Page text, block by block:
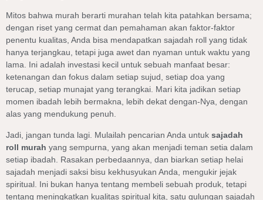
Mitos bahwa murah berarti murahan telah kita patahkan bersama;
dengan riset yang cermat dan pemahaman akan faktor-faktor
penentu kualitas, Anda bisa mendapatkan sajadah roll yang tidak
hanya terjangkau, tetapi juga awet dan nyaman untuk waktu yang
lama. Ini adalah investasi kecil untuk sebuah manfaat besar:
ketenangan dan fokus dalam setiap sujud, setiap doa yang
terucap, setiap munajat yang terangkai. Mari kita jadikan setiap
momen ibadah lebih bermakna, lebih dekat dengan-Nya, dengan
alas yang mendukung penuh.
Jadi, jangan tunda lagi. Mulailah pencarian Anda untuk sajadah
roll murah yang sempurna, yang akan menjadi teman setia dalam
setiap ibadah. Rasakan perbedaannya, dan biarkan setiap helai
sajadah menjadi saksi bisu kekhusyukan Anda, mengukir jejak
spiritual. Ini bukan hanya tentang membeli sebuah produk, tetapi
tentang meningkatkan kualitas spiritual kita, satu gulungan sajadah